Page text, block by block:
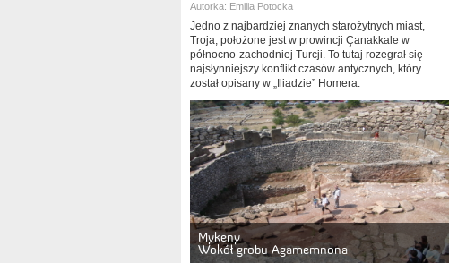
Autorka: Emilia Potocka
Jedno z najbardziej znanych starożytnych miast,
Troja, położone jest w prowincji Çanakkale w
północno-zachodniej Turcji. To tutaj rozegrał się
najsłynniejszy konflikt czasów antycznych, który
został opisany w „Iliadzie” Homera.
Mykeny
Wokół grobu Agamemnona